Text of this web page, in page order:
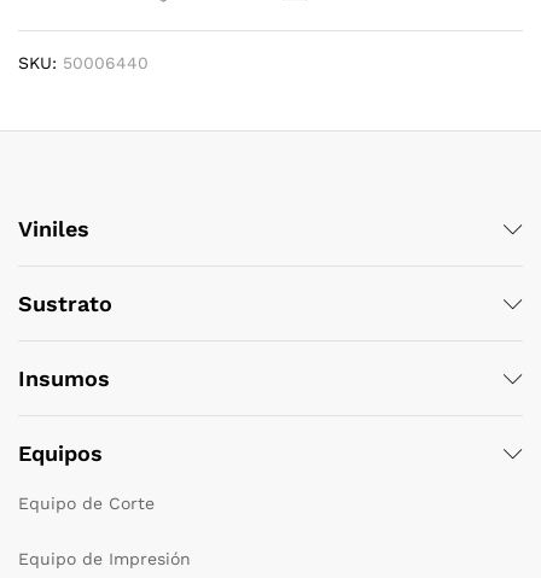
quantity
SKU: 50006440
Viniles
Sustrato
Insumos
Equipos
Equipo de Corte
Equipo de Impresión